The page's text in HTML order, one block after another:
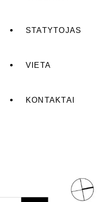
STATYTOJAS
VIETA
KONTAKTAI